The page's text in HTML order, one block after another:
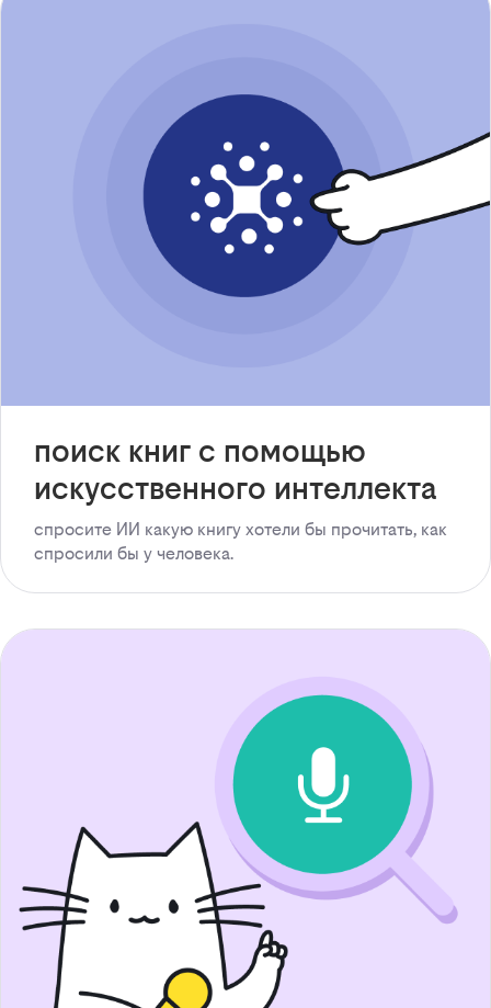
поиск книг с помощью
искусственного интеллекта
спросите ИИ какую книгу хотели бы прочитать, как
спросили бы у человека.